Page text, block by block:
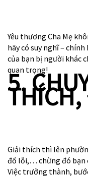
Yêu thương Cha Mẹ
hãy có suy nghĩ –
của bạn bị người khác
quan trọng!
5.
Giải thích thì lên
đổ lỗi,… chừng đó bạn
Việc trưởng thành,